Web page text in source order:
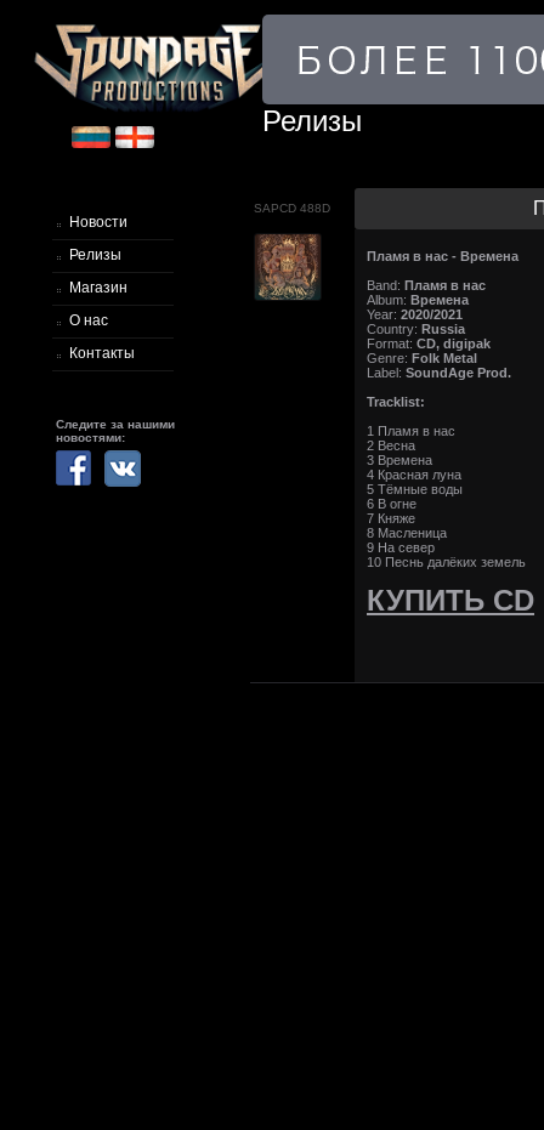
Новости
Релизы
Магазин
О нас
Контакты
Следите за нашими
новостями:
Релизы
SAPCD 488D
Пламя в нас - Времена
Band: Пламя в нас
Album: Времена
Year: 2020/2021
Country: Russia
Format: CD, digipak
Genre: Folk Metal
Label: SoundAge Prod.
Tracklist:
1 Пламя в нас
2 Весна
3 Времена
4 Красная луна
5 Тёмные воды
6 В огне
7 Княже
8 Масленица
9 На север
10 Песнь далёких земель
КУПИТЬ CD